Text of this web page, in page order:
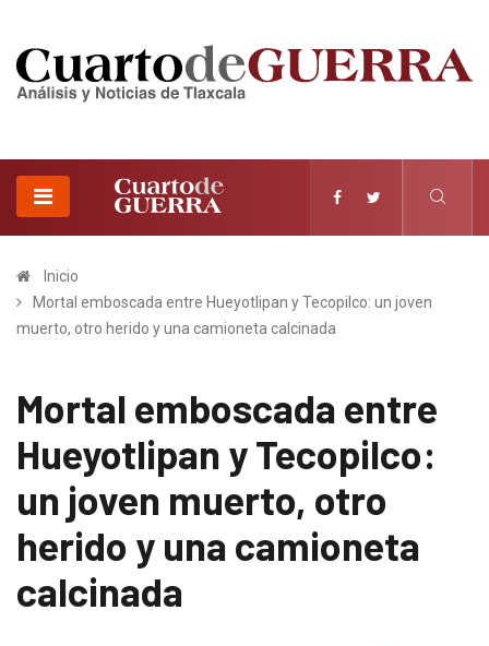
Inicio
Mortal emboscada entre Hueyotlipan y Tecopilco: un joven
muerto, otro herido y una camioneta calcinada
Mortal emboscada entre
Hueyotlipan y Tecopilco:
un joven muerto, otro
herido y una camioneta
calcinada